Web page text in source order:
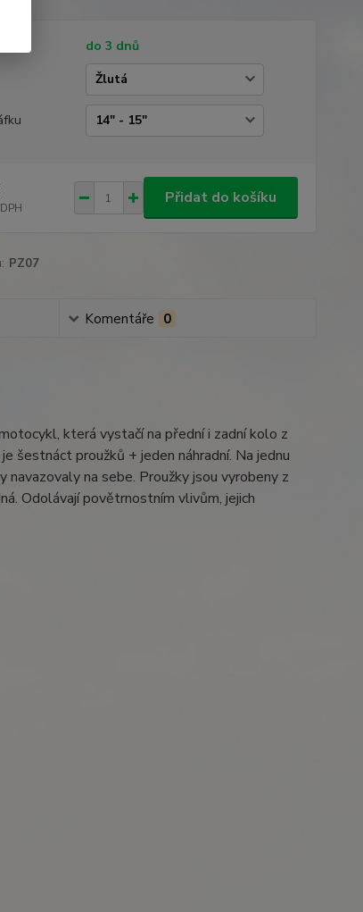
do 3 dnů
Přidat do košíku
PZ07
Komentáře 0
která vystačí na přední i zadní kolo z
šestnáct proužků + jeden náhradní. Na jednu
na sebe. Proužky jsou vyrobeny z
Odolávají povětrnostním vlivům, jejich